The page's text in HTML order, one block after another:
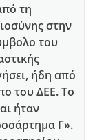
τη
στην
του
ήδη από
του ΔΕΕ. Το
ήταν
Γ».